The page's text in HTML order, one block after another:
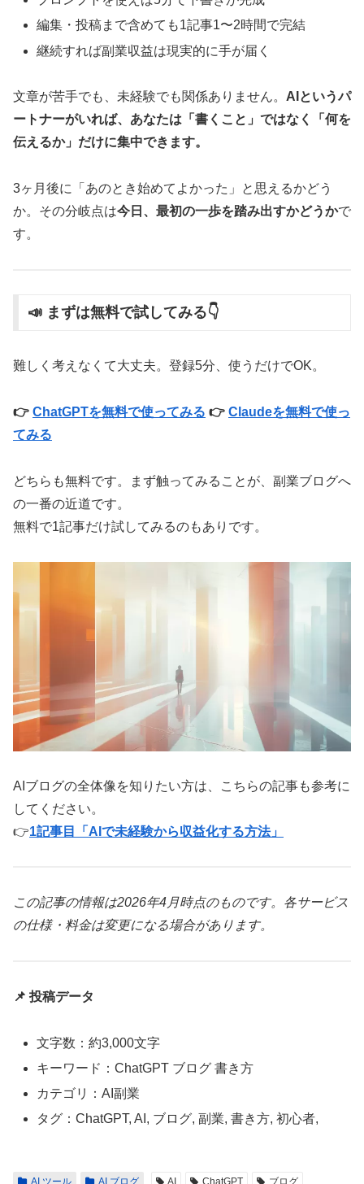
編集・投稿まで含めても1記事1〜2時間で完結
継続すれば副業収益は現実的に手が届く
文章が苦手でも、未経験でも関係ありません。 AIというパ
ートナーがいれば、あなたは「書くこと」ではなく「何を
伝えるか」だけに集中できます。
3ヶ月後に「あのとき始めてよかった」と思えるかどう
か。その分岐点は今日、最初の一歩を踏み出すかどうかで
す。
📣 まずは無料で試してみる👇
難しく考えなくて大丈夫。登録5分、使うだけでOK。
👉 ChatGPTを無料で使ってみる 👉 Claudeを無料で使っ
てみる
どちらも無料です。まず触ってみることが、副業ブログへ
の一番の近道です。
無料で1記事だけ試してみるのもありです。
AIブログの全体像を知りたい方は、こちらの記事も参考に
してください。
👉1記事目「AIで未経験から収益化する方法」
この記事の情報は2026年4月時点のものです。各サービス
の仕様・料金は変更になる場合があります。
📌 投稿データ
文字数：約3,000文字
キーワード：ChatGPT ブログ 書き方
カテゴリ：AI副業
タグ：ChatGPT, AI, ブログ, 副業, 書き方, 初心者,
AI ツール AI ブログ AI ChatGPT
ブログ